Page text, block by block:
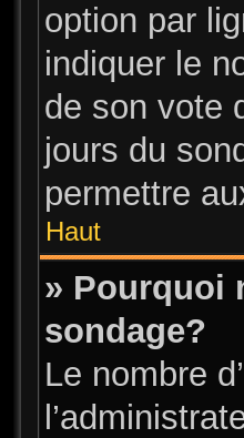
option par
indiquer le
de son vote
jours du
permettre
Haut
» Pourquoi
sondage?
Le nombre